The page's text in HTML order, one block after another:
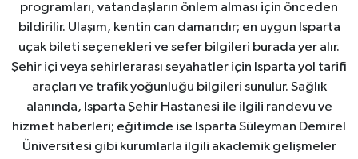
programları, vatandaşların önlem alması için önceden
bildirilir. Ulaşım, kentin can damarıdır; en uygun Isparta
uçak bileti seçenekleri ve sefer bilgileri burada yer alır.
Şehir içi veya şehirlerarası seyahatler için Isparta yol tarifi
araçları ve trafik yoğunluğu bilgileri sunulur. Sağlık
alanında, Isparta Şehir Hastanesi ile ilgili randevu ve
hizmet haberleri; eğitimde ise Isparta Süleyman Demirel
Üniversitesi gibi kurumlarla ilgili akademik gelişmeler